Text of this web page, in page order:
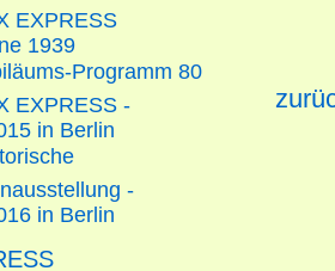
EXPRESS
1939
Programm 80
EXPRESS -
in Berlin
-
in Berlin